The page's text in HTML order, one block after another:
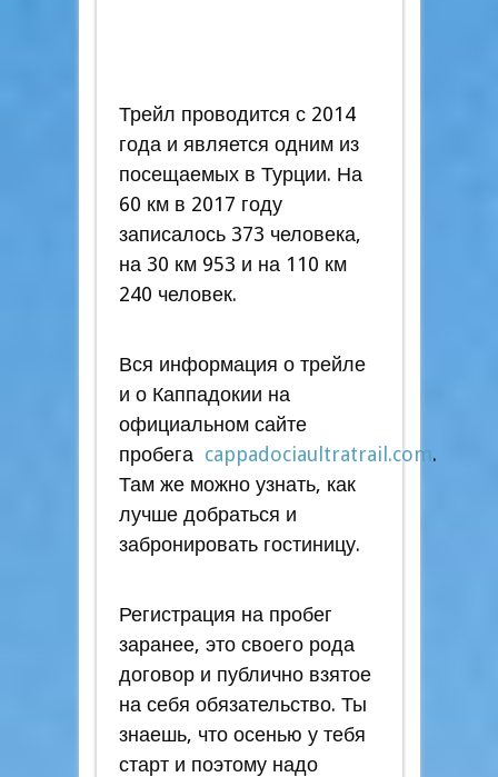
Трейл проводится с 2014
года и является одним из
посещаемых в Турции. На
60 км в 2017 году
записалось 373 человека,
на 30 км 953 и на 110 км
240 человек.
Вся информация о трейле
и о Каппадокии на
официальном сайте
пробега cappadociaultratrail.com.
Там же можно узнать, как
лучше добраться и
забронировать гостиницу.
Регистрация на пробег
заранее, это своего рода
договор и публично взятое
на себя обязательство. Ты
знаешь, что осенью у тебя
старт и поэтому надо